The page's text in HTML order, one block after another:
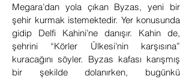
Megara’dan yola çıkan Byzas, yeni bir
şehir kurmak istemektedir. Yer konusunda
gidip Delfi Kahini’ne danışır. Kahin de,
şehrini “Körler Ülkesi’nin karşısına”
kuracağını söyler. Byzas kafası karışmış
bir şekilde dolanırken, bugünkü